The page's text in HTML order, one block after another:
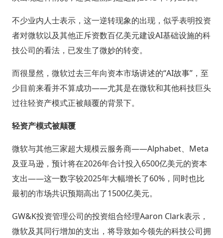
不少业内人士表示，这一逆转现象的出现，似乎表明投资
者对微软以及其他正斥资数百亿美元建设AI基础设施的科
技公司的看法，已发生了微妙的转变。
而很显然，微软过去三年向资本市场讲述的“AI故事”，至
少目前来看并不算成功——尤其是在微软和其他科技巨头
过往轻资产模式正被颠覆的背景下。
轻资产模式被颠覆
微软与其他三家超大规模云服务商——Alphabet、Meta
及亚马逊，预计将在2026年合计投入6500亿美元的资本
支出——这一数字较2025年大幅增长了60%，同时也比
最初的市场共识预期高出了1500亿美元。
GW&K投资管理公司的投资组合经理Aaron Clark表示，
微软及其同行增加的支出，将导致如今领先的科技公司拥